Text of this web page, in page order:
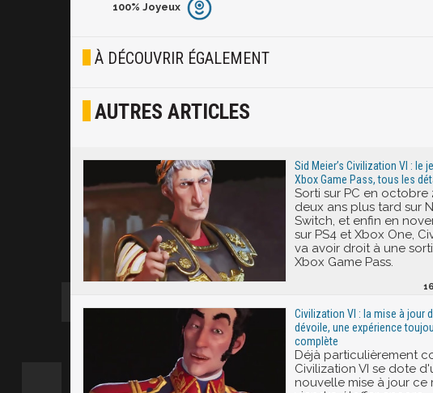
Furieux
Joyeux
100% Joyeux
À DÉCOUVRIR ÉGALEMENT
AUTRES ARTICLES
Sid Meier’s Civilization VI : le
Xbox Game Pass, tous les
Sorti sur PC en octobre
deux ans plus tard sur
Switch, et enfin en
sur PS4 et Xbox One,
va avoir droit à une
Xbox Game Pass.
Civilization VI : la mise à jour
dévoile, une expérience
complète
Déjà particulièrement
Civilization VI se dote
nouvelle mise à jour ce